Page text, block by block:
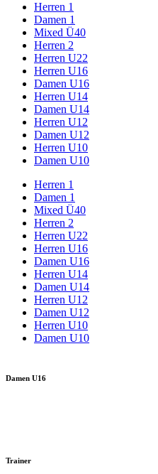
Herren 1
Damen 1
Mixed Ü40
Herren 2
Herren U22
Herren U16
Damen U16
Herren U14
Damen U14
Herren U12
Damen U12
Herren U10
Damen U10
Herren 1
Damen 1
Mixed Ü40
Herren 2
Herren U22
Herren U16
Damen U16
Herren U14
Damen U14
Herren U12
Damen U12
Herren U10
Damen U10
Damen U16
Trainer